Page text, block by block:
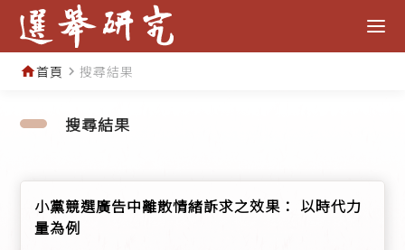
home首頁 navigate_next搜尋結果
搜尋結果
小黨競選廣告中離散情緒訴求之效果： 以時代力
量為例